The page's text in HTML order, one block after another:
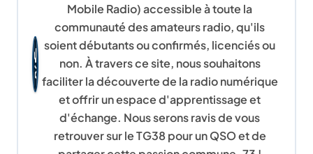
t
i
o
Mobile Radio) accessible à toute la
communauté des amateurs radio, qu'ils
soient débutants ou confirmés, licenciés ou
non. À travers ce site, nous souhaitons
faciliter la découverte de la radio numérique
et offrir un espace d'apprentissage et
d'échange. Nous serons ravis de vous
retrouver sur le TG38 pour un QSO et de